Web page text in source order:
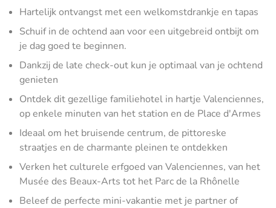
Hartelijk ontvangst met een welkomstdrankje en tapas
Schuif in de ochtend aan voor een uitgebreid ontbijt om
je dag goed te beginnen.
Dankzij de late check-out kun je optimaal van je ochtend
genieten
Ontdek dit gezellige familiehotel in hartje Valenciennes,
op enkele minuten van het station en de Place d'Armes
Ideaal om het bruisende centrum, de pittoreske
straatjes en de charmante pleinen te ontdekken
Verken het culturele erfgoed van Valenciennes, van het
Musée des Beaux-Arts tot het Parc de la Rhônelle
Beleef de perfecte mini-vakantie met je partner of